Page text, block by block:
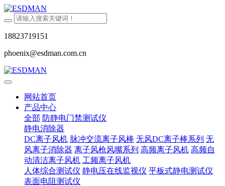
18823719151
phoenix@esdman.com.cn
网站首页
产品中心
全部 防静电门禁测试仪
静电消除器
DC离子风机 脉冲交流离子风棒 无风DC离子棒系列 无
风离子消除器 离子风枪风嘴系列 高频离子风机 高频自
动清洁离子风机 工频离子风机
人体综合测试仪 静电压在线监视仪 平板式静电测试仪
表面电阻测试仪